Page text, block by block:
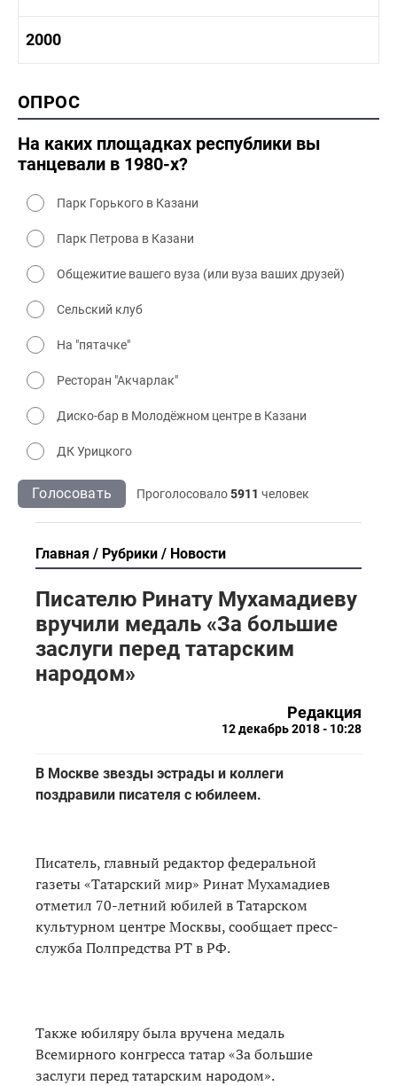
1980-1990 культура
1990-2000 культура
2000
2000 промышленность
2000 культура
ОПРОС
На каких площадках республики вы
танцевали в 1980-х?
Парк Горького в Казани
Парк Петрова в Казани
Общежитие вашего вуза (или вуза ваших друзей)
Сельский клуб
На "пятачке"
Ресторан "Акчарлак"
Диско-бар в Молодёжном центре в Казани
ДК Урицкого
Голосовать Проголосовало5911 человек
Главная Рубрики Новости
Писателю Ринату Мухамадиеву
вручили медаль «За большие
заслуги перед татарским
народом»
Редакция
12 декабрь 2018 - 10:28
В Москве звезды эстрады и коллеги
поздравили писателя с юбилеем.
Писатель, главный редактор федеральной
газеты «Татарский мир» Ринат Мухамадиев
отметил 70-летний юбилей в Татарском
культурном центре Москвы, сообщает пресс-
служба Полпредства РТ в РФ.
Также юбиляру была вручена медаль
Всемирного конгресса татар «За большие
заслуги перед татарским народом».